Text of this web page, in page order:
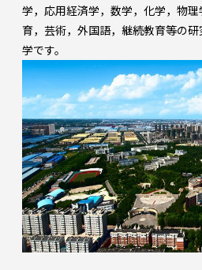
学，応用経済学，数学，化学，物
育，芸術，外国語，継続教育等の
学です。